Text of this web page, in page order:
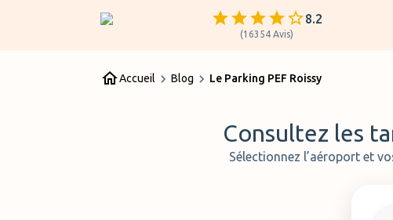
8.2
(16354 Avis)
Accueil Blog Le Parking PEF Roissy
Consultez les
Sélectionnez l’aéroport et